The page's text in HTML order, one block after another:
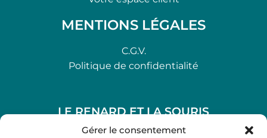
Gérer le consentement
MENTIONS LÉGALES
C.G.V.
Politique de confidentialité
LE RENARD ET LA SOURIS
48, rue Maubec 33210 LANGON